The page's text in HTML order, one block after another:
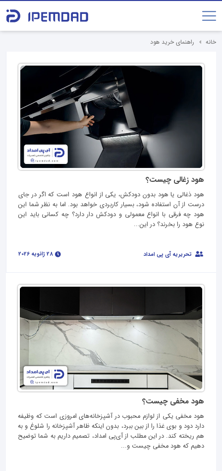
خانه راهنمای خرید هود
هود زغالی چیست؟
هود ذغالی یا هود بدون دودکش، یکی از انواع هود است که اگر در جای
درست از آن استفاده شود، بسیار کاربردی خواهد بود. اما به نظر شما این
هود چه فرقی با انواع معمولی و دودکش دار دارد؟ چه کسانی باید این
نوع هود را بخرند؟ در این...
تحریریه آی پی امداد
هود مخفی چیست؟
هود مخفی یکی از لوازم محبوب در آشپزخانه‌های امروزی است که وظیفه
دارد دود و بوی غذا را از بین ببرد، بدون اینکه ظاهر آشپزخانه را شلوغ و به
هم ریخته کند. در این مطلب از آی‌پی امداد، تصمیم داریم به شما توضیح
دهیم که هود مخفی چیست و...